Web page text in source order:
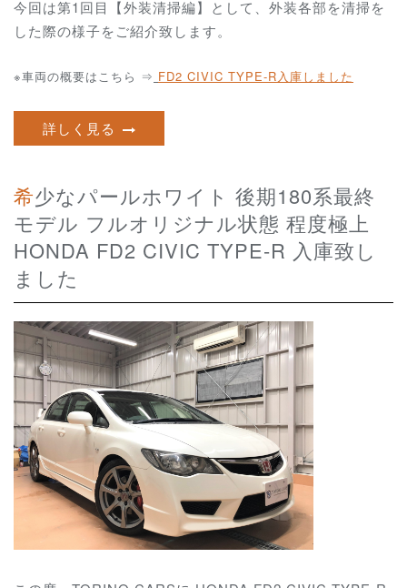
今回は第1回目【外装清掃編】として、外装各部を清掃を
した際の様子をご紹介致します。
※車両の概要はこちら ⇒ FD2 CIVIC TYPE-R入庫しました
詳しく見る
希少なパールホワイト 後期180系最終
モデル フルオリジナル状態 程度極上
HONDA FD2 CIVIC TYPE-R 入庫致し
ました